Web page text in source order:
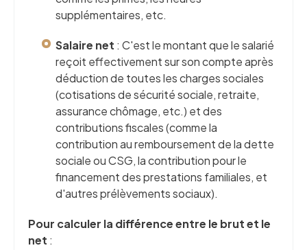
supplémentaires, etc.
Salaire net : C'est le montant que le salarié
reçoit effectivement sur son compte après
déduction de toutes les charges sociales
(cotisations de sécurité sociale, retraite,
assurance chômage, etc.) et des
contributions fiscales (comme la
contribution au remboursement de la dette
sociale ou CSG, la contribution pour le
financement des prestations familiales, et
d'autres prélèvements sociaux).
Pour calculer la différence entre le brut et le
net :